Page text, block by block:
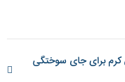
کرم برای جای سوختگی